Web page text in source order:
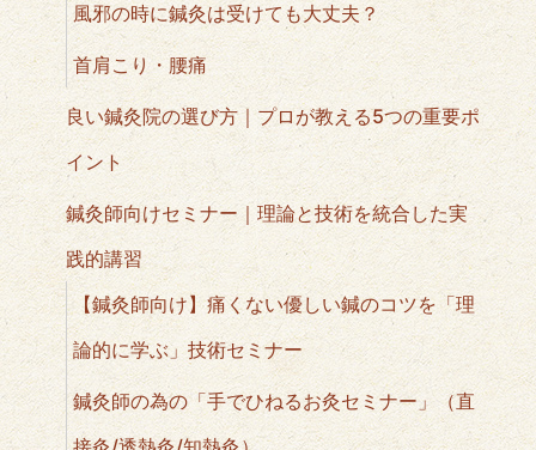
風邪の時に鍼灸は受けても大丈夫？
首肩こり・腰痛
良い鍼灸院の選び方｜プロが教える5つの重要ポ
イント
鍼灸師向けセミナー｜理論と技術を統合した実
践的講習
【鍼灸師向け】痛くない優しい鍼のコツを「理
論的に学ぶ」技術セミナー
鍼灸師の為の「手でひねるお灸セミナー」（直